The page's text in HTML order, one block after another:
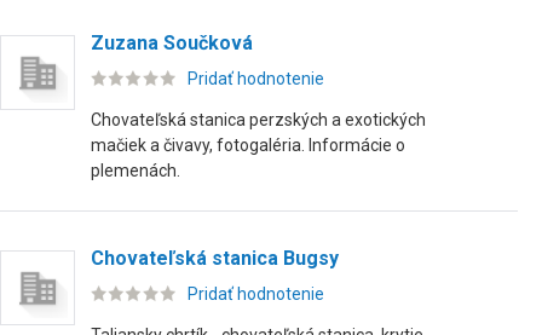
Zuzana Součková
Pridať hodnotenie
Chovateľská stanica perzských a exotických
mačiek a čivavy, fotogaléria. Informácie o
plemenách.
Chovateľská stanica Bugsy
Pridať hodnotenie